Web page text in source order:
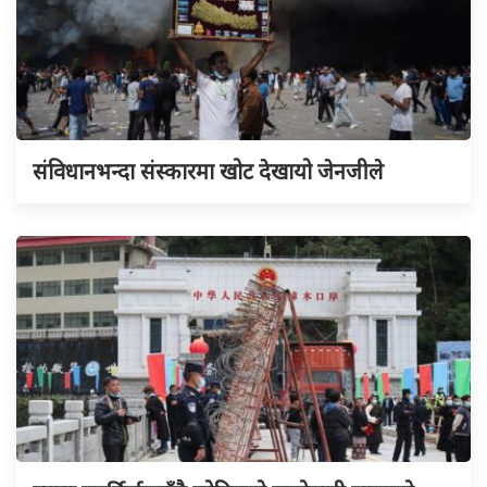
संविधानभन्दा संस्कारमा खोट देखायो जेनजीले